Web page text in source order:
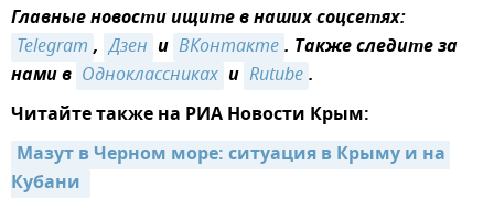
Главные новости ищите в наших соцсетях:
Telegram , Дзен и ВКонтакте. Также следите за
нами в Одноклассниках и Rutube.
Читайте также на РИА Новости Крым:
Мазут в Черном море: ситуация в Крыму и на
Кубани